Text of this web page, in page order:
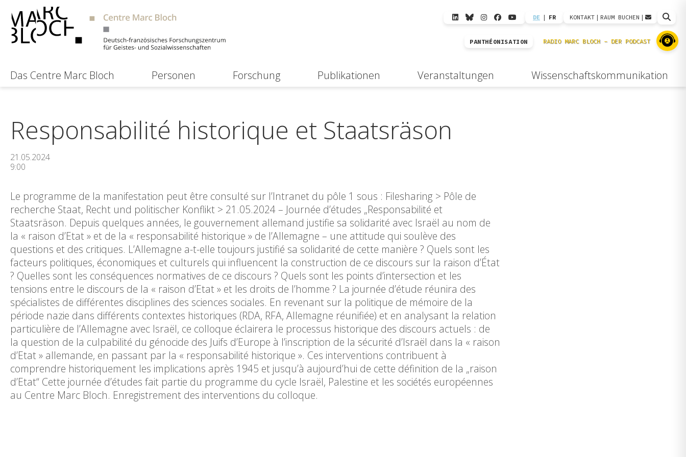
DE | FR KONTAKT | RAUM BUCHEN |
PANTHÉONISATION
Das Centre Marc Bloch Personen Forschung Publikationen Veranstaltungen Wissenschaftskommunikation
Responsabilité historique et Staatsräson
21.05.2024
9:00
Le programme de la manifestation peut être consulté sur l’Intranet du pôle 1 sous : Filesharing > Pôle de
recherche Staat, Recht und politischer Konflikt > 21.05.2024 – Journée d’études „Responsabilité et
Staatsräson. Depuis quelques années, le gouvernement allemand justifie sa solidarité avec Israël au nom de
la « raison d’Etat » et de la « responsabilité historique » de l’Allemagne – une attitude qui soulève des
questions et des critiques. L’Allemagne a-t-elle toujours justifié sa solidarité de cette manière ? Quels sont les
facteurs politiques, économiques et culturels qui influencent la construction de ce discours sur la raison d’État
? Quelles sont les conséquences normatives de ce discours ? Quels sont les points d’intersection et les
tensions entre le discours de la « raison d’Etat » et les droits de l’homme ? La journée d’étude réunira des
spécialistes de différentes disciplines des sciences sociales. En revenant sur la politique de mémoire de la
période nazie dans différents contextes historiques (RDA, RFA, Allemagne réunifiée) et en analysant la relation
particulière de l’Allemagne avec Israël, ce colloque éclairera le processus historique des discours actuels : de
la question de la culpabilité du génocide des Juifs d’Europe à l’inscription de la sécurité d’Israël dans la « raison
d’Etat » allemande, en passant par la « responsabilité historique ». Ces interventions contribuent à
comprendre historiquement les implications après 1945 et jusqu’à aujourd’hui de cette définition de la „raison
d’Etat“ Cette journée d’études fait partie du programme du cycle Israël, Palestine et les sociétés européennes
au Centre Marc Bloch. Enregistrement des interventions du colloque.